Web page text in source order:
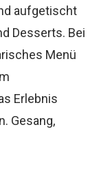
aufgetischt
Desserts. Bei
Menü
Erlebnis
Gesang,